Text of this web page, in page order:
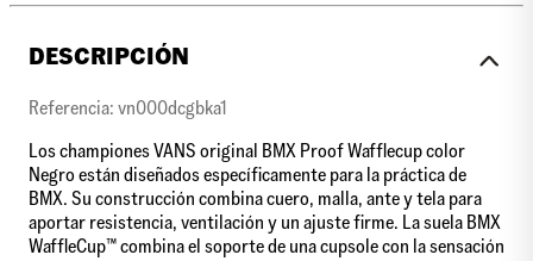
DESCRIPCIÓN
Referencia: vn000dcgbka1
Los championes VANS original BMX Proof Wafflecup color
Negro están diseñados específicamente para la práctica de
BMX. Su construcción combina cuero, malla, ante y tela para
aportar resistencia, ventilación y un ajuste firme. La suela BMX
WaffleCup™ combina el soporte de una cupsole con la sensación